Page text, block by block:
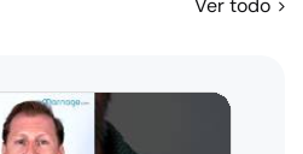
Ver todo